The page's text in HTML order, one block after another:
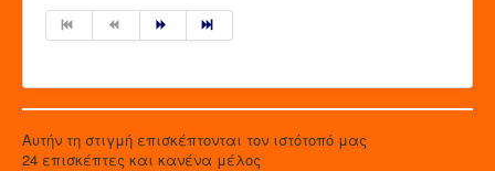
Αυτήν τη στιγμή επισκέπτονται τον ιστότοπό μας
24 επισκέπτες και κανένα μέλος